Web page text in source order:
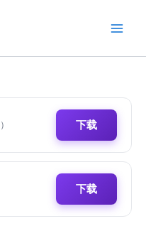
） 下载
下载